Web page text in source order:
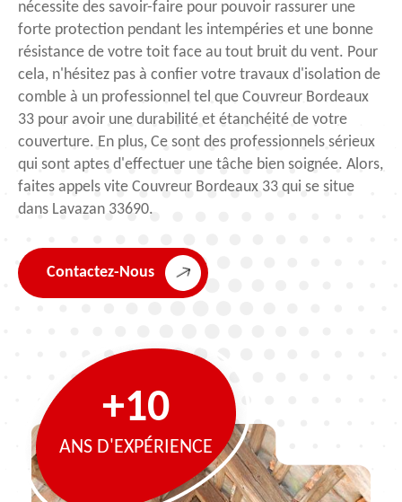
nécessite des savoir-faire pour pouvoir rassurer une
forte protection pendant les intempéries et une bonne
résistance de votre toit face au tout bruit du vent. Pour
cela, n'hésitez pas à confier votre travaux d'isolation de
comble à un professionnel tel que Couvreur Bordeaux
33 pour avoir une durabilité et étanchéité de votre
couverture. En plus, Ce sont des professionnels sérieux
qui sont aptes d'effectuer une tâche bien soignée. Alors,
faites appels vite Couvreur Bordeaux 33 qui se situe
dans Lavazan 33690.
Contactez-Nous
+10
ANS D'EXPÉRIENCE